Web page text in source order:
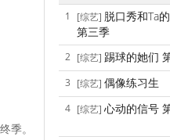
季。
1 [综艺] 脱口秀和Ta
第三季
2 [综艺] 踢球的她们
3 [综艺] 偶像练习生
4 [综艺] 心动的信号